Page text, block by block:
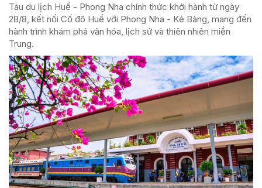
Tàu du lịch Huế - Phong Nha chính thức khởi hành từ ngày
28/8, kết nối Cố đô Huế với Phong Nha - Kẻ Bàng, mang đến
hành trình khám phá văn hóa, lịch sử và thiên nhiên miền
Trung.